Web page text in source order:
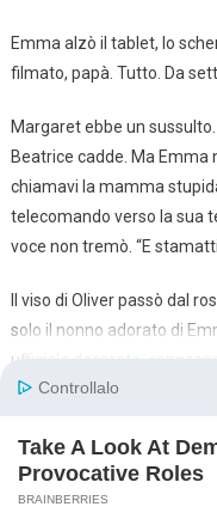
Emma alzò il tablet, lo
filmato, papà. Tutto. Da
Margaret ebbe un
Beatrice cadde. Ma Emma
chiamavi la mamma
telecomando verso la sua
voce non tremò. “E
Il viso di Oliver passò dal
solo il nonno adorato di
ufficiale decorato,
giudiziario.
“Piccola…” Oliver fece un
“Non oseresti,” disse